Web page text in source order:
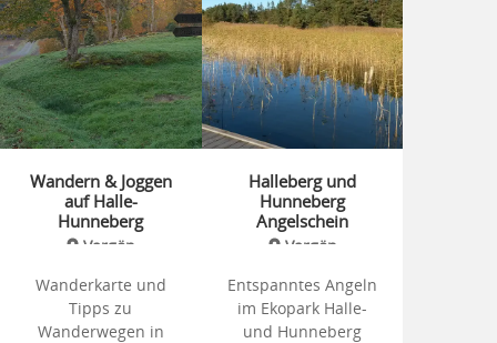
Wandern & Joggen
auf Halle-
Hunneberg
Vargön
Wanderkarte und
Tipps zu
Wanderwegen in
Halleberg und
Hunneberg
Angelschein
Vargön
Entspanntes Angeln
im Ekopark Halle-
und Hunneberg